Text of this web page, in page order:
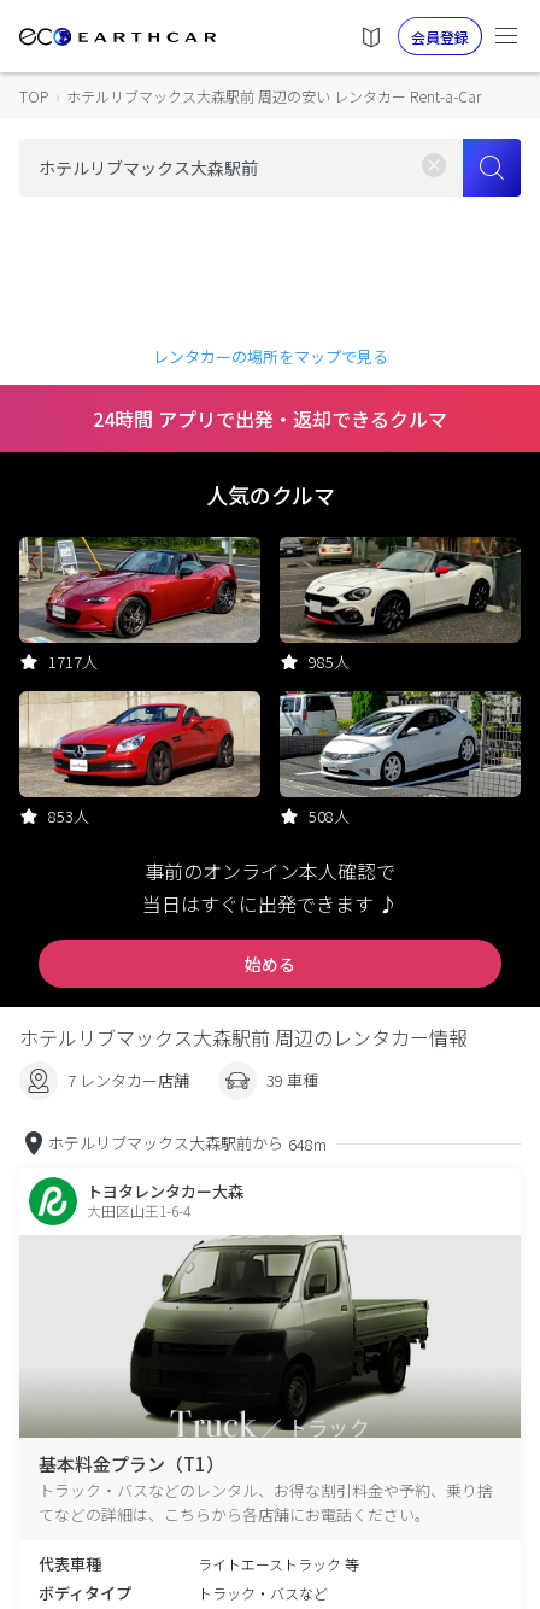
会員登録
TOP › ホテルリブマックス大森駅前 周辺の安い レンタカー Rent-a-Car
レンタカーの場所をマップで見る
24時間 アプリで出発・返却できるクルマ
人気のクルマ
1717人 985人
853人 508人
事前のオンライン本人確認で
当日はすぐに出発できます ♪
始める
ホテルリブマックス大森駅前 周辺のレンタカー情報
7 レンタカー店舗 39 車種
ホテルリブマックス大森駅前から 648m
トヨタレンタカー大森
大田区山王1-6-4
基本料金プラン（T1）
トラック・バスなどのレンタル、お得な割引料金や予約、乗り捨
てなどの詳細は、こちらから各店舗にお電話ください。
代表車種 ライトエーストラック 等
ボディタイプ トラック・バスなど